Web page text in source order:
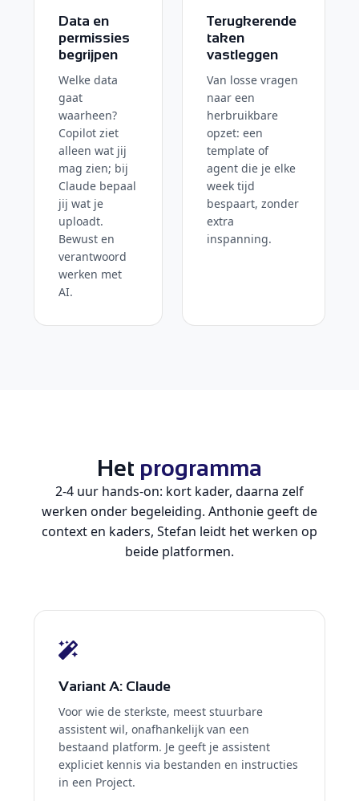
Data en
permissies
begrijpen
Welke data
gaat
waarheen?
Copilot ziet
alleen wat jij
mag zien; bij
Claude bepaal
jij wat je
uploadt.
Bewust en
verantwoord
werken met
AI.
Terugkerende
taken
vastleggen
Van losse vragen
naar een
herbruikbare
opzet: een
template of
agent die je elke
week tijd
bespaart, zonder
extra
inspanning.
Het programma
2-4 uur hands-on: kort kader, daarna zelf
werken onder begeleiding. Anthonie geeft de
context en kaders, Stefan leidt het werken op
beide platformen.
Variant A: Claude
Voor wie de sterkste, meest stuurbare
assistent wil, onafhankelijk van een
bestaand platform. Je geeft je assistent
expliciet kennis via bestanden en instructies
in een Project.